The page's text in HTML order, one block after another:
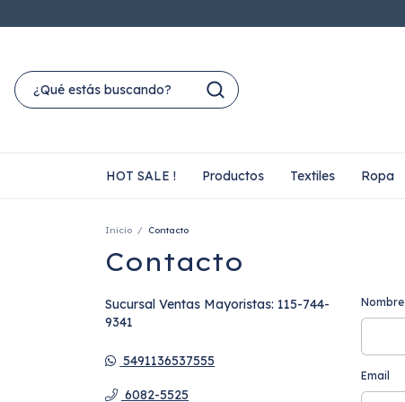
HOT SALE ! Productos Textiles Ropa
Inicio / Contacto
Contacto
Sucursal Ventas Mayoristas: 115-744-
9341
5491136537555
6082-5525
Nombre
Email